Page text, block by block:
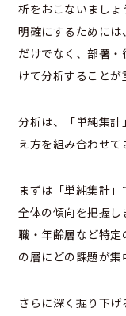
析をおこないましょ
明確にするためには
だけでなく、部署
けて分析することが
分析は、「単純集
え方を組み合わせて
まずは「単純集計」
全体の傾向を把握し
職・年齢層など特
の層にどの課題が集
さらに深く掘り下